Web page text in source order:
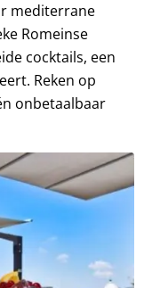
mediterrane
Romeinse
cocktails, een
Reken op
onbetaalbaar